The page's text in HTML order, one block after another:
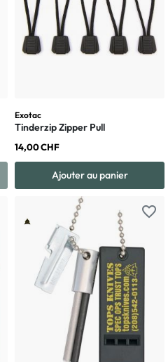
Exotac
Tinderzip Zipper Pull
14,00 CHF
Ajouter au panier
favorite_border